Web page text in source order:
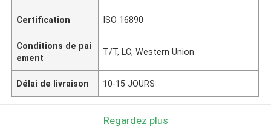
Certification ISO 16890
Conditions de pai
ement
T/T, LC, Western Union
Délai de livraison 10-15 JOURS
Regardez plus